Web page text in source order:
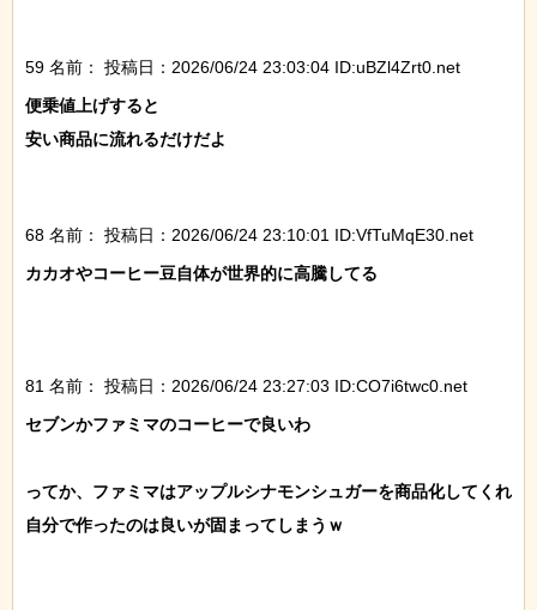
59 名前：
投稿日：2026/06/24 23:03:04 ID:uBZl4Zrt0.net
便乗値上げすると
安い商品に流れるだけだよ
68 名前：
投稿日：2026/06/24 23:10:01 ID:VfTuMqE30.net
カカオやコーヒー豆自体が世界的に高騰してる
81 名前：
投稿日：2026/06/24 23:27:03 ID:CO7i6twc0.net
セブンかファミマのコーヒーで良いわ
ってか、ファミマはアップルシナモンシュガーを商品化してくれ
自分で作ったのは良いが固まってしまうｗ